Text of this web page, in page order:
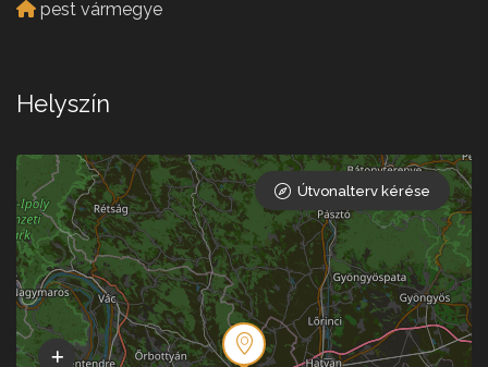
pest vármegye
Helyszín
Útvonalterv kérése